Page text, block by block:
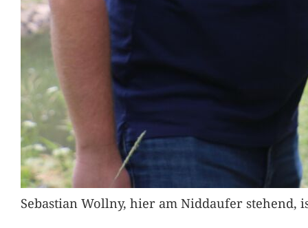
Sebastian Wollny, hier am Niddaufer